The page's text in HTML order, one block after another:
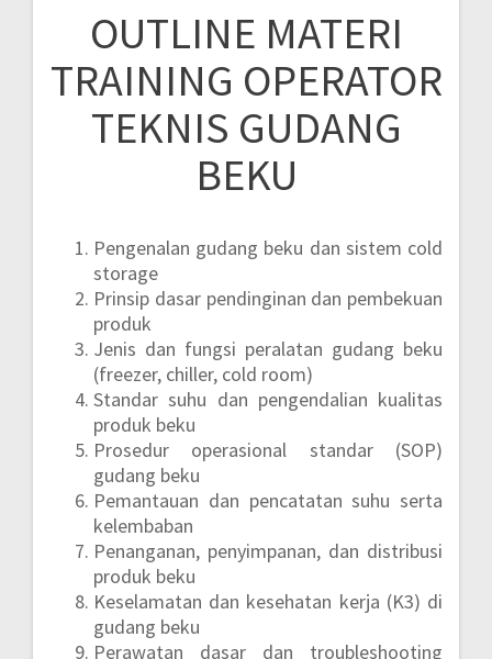
OUTLINE MATERI
TRAINING OPERATOR
TEKNIS GUDANG
BEKU
Pengenalan gudang beku dan sistem cold
storage
Prinsip dasar pendinginan dan pembekuan
produk
Jenis dan fungsi peralatan gudang beku
(freezer, chiller, cold room)
Standar suhu dan pengendalian kualitas
produk beku
Prosedur operasional standar (SOP)
gudang beku
Pemantauan dan pencatatan suhu serta
kelembaban
Penanganan, penyimpanan, dan distribusi
produk beku
Keselamatan dan kesehatan kerja (K3) di
gudang beku
Perawatan dasar dan troubleshooting